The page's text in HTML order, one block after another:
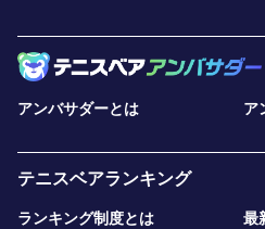
アンバサダーとは ア
テニスベアランキング
ランキング制度とは 最